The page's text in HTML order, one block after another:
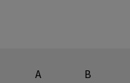
A B